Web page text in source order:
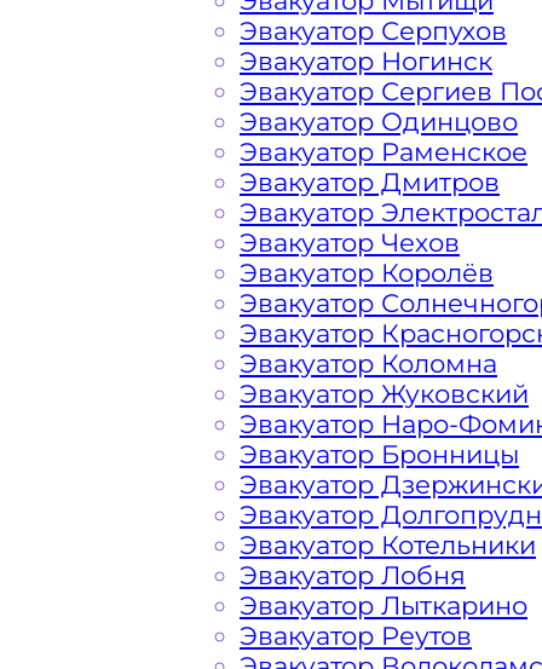
Как
Озере?
Перевозка автомобиля по
круглосуточно и срочно – это
возникшие проблемы с
предложить вам свои услуги по
нас вы найдете все, что нужно для
авто: доступные цены,
большим опытом работы. Мы
эвакуатора на дороге по низкой
в сфере транспортировки и
Озере. Мы используем только
позволяет срочно и безопасно
и Пятницкого шоссе, с дорог
транспортного средства или ДТП.
Эвакуатор Серпухов
Эвакуатор Ногинск
Эвакуатор Сергиев
Эвакуатор Одинцово
Эвакуатор Раменское
Эвакуатор Дмитров
Эвакуатор
Эвакуатор Чехов
Эвакуатор Королёв
Эвакуатор
Эвакуатор
Эвакуатор Коломна
Эвакуатор Жуковский
Эвакуатор Наро-
Эвакуатор Бронницы
Эвакуатор
Эвакуатор
Эвакуатор Котельники
Эвакуатор Лобня
Эвакуатор Лыткарино
Эвакуатор Реутов